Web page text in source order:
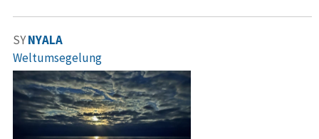
SYNYALA
Weltumsegelung